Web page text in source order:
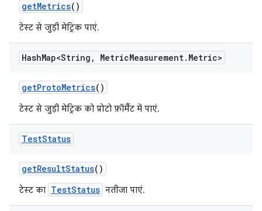
getMetrics()
टेस्ट से जुड़ी मेट्रिक पाएं.
HashMap<String , MetricMeasurement. Metric>
getProtoMetrics()
टेस्ट से जुड़ी मेट्रिक को प्रोटो फ़ॉर्मैट में पाएं.
TestStatus
getResultStatus()
टेस्ट का TestStatus नतीजा पाएं.